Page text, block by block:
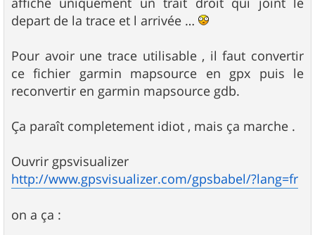
depart de la trace et l arrivée …
Pour avoir une trace utilisable , il faut convertir
ce fichier garmin mapsource en gpx puis le
reconvertir en garmin mapsource gdb.
Ça paraît completement idiot , mais ça marche .
Ouvrir gpsvisualizer
http://www.gpsvisualizer.com/gpsbabel/?lang=fr
on a ça :